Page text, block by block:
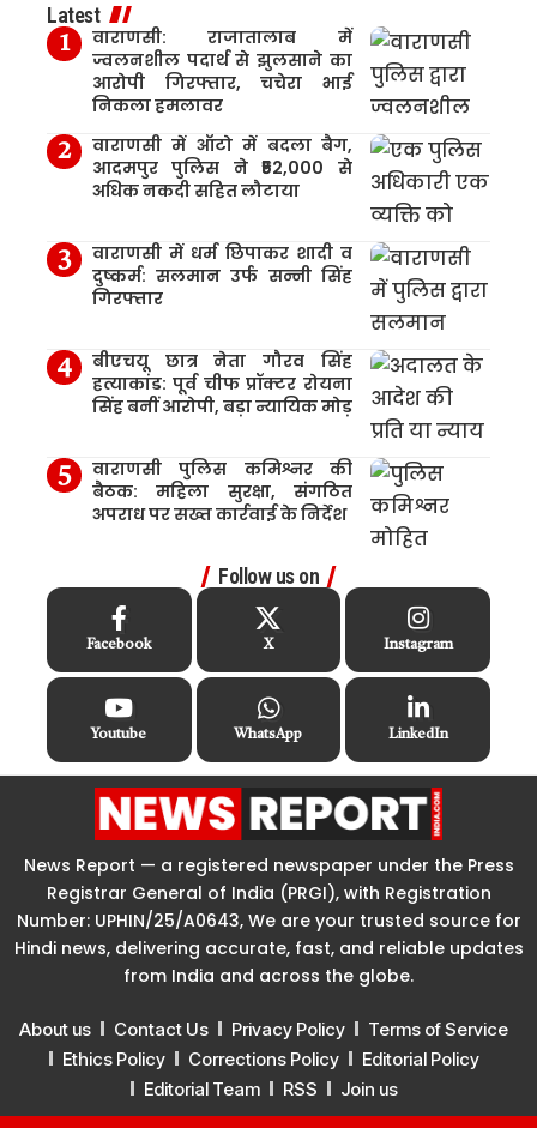
Latest
वाराणसी: राजातालाब में
ज्वलनशील पदार्थ से झुलसाने का
आरोपी गिरफ्तार, चचेरा भाई
निकला हमलावर
वाराणसी में ऑटो में बदला बैग,
आदमपुर पुलिस ने ₹52,000 से
अधिक नकदी सहित लौटाया
वाराणसी में धर्म छिपाकर शादी व
दुष्कर्म: सलमान उर्फ सन्नी सिंह
गिरफ्तार
बीएचयू छात्र नेता गौरव सिंह
हत्याकांड: पूर्व चीफ प्रॉक्टर रोयना
सिंह बनीं आरोपी, बड़ा न्यायिक मोड़
वाराणसी पुलिस कमिश्नर की
बैठक: महिला सुरक्षा, संगठित
अपराध पर सख्त कार्रवाई के निर्देश
Follow us on
Facebook X Instagram
Youtube WhatsApp LinkedIn
News Report — a registered newspaper under the Press
Registrar General of India (PRGI), with Registration
Number: UPHIN/25/A0643, We are your trusted source for
Hindi news, delivering accurate, fast, and reliable updates
from India and across the globe.
About us Contact Us Privacy Policy
Terms of Service
Ethics Policy
Corrections Policy
Editorial Policy
Editorial Team
RSS Join us